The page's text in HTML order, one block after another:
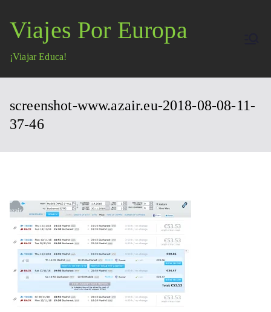
contenido
Viajes Por Europa
¡Viajar Educa!
screenshot-www.azair.eu-2018-08-08-11-
37-46